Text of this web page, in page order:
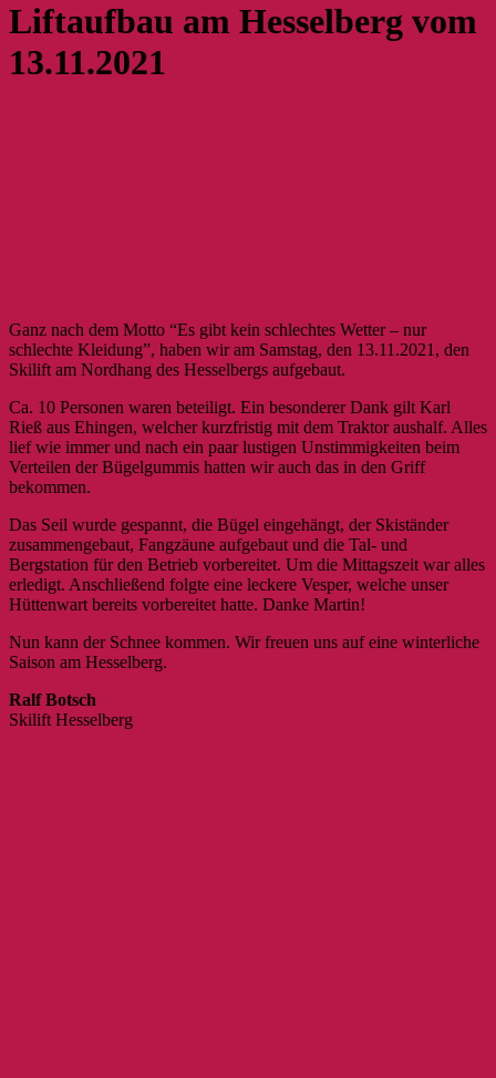
Liftaufbau am Hesselberg vom
13.11.2021
Ganz nach dem Motto “Es gibt kein schlechtes Wetter – nur
schlechte Kleidung”, haben wir am Samstag, den 13.11.2021, den
Skilift am Nordhang des Hesselbergs aufgebaut.
Ca. 10 Personen waren beteiligt. Ein besonderer Dank gilt Karl
Rieß aus Ehingen, welcher kurzfristig mit dem Traktor aushalf. Alles
lief wie immer und nach ein paar lustigen Unstimmigkeiten beim
Verteilen der Bügelgummis hatten wir auch das in den Griff
bekommen.
Das Seil wurde gespannt, die Bügel eingehängt, der Skiständer
zusammengebaut, Fangzäune aufgebaut und die Tal- und
Bergstation für den Betrieb vorbereitet. Um die Mittagszeit war alles
erledigt. Anschließend folgte eine leckere Vesper, welche unser
Hüttenwart bereits vorbereitet hatte. Danke Martin!
Nun kann der Schnee kommen. Wir freuen uns auf eine winterliche
Saison am Hesselberg.
Ralf Botsch
Skilift Hesselberg